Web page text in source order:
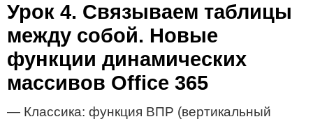
Урок 4. Связываем таблицы
между собой. Новые
функции динамических
массивов Office 365
— Классика: функция ВПР (вертикальный